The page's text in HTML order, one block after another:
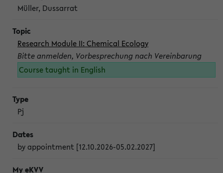
Müller, Dussarrat
Research Module II: Chemical Ecology
Bitte anmelden, Vorbesprechung nach Vereinbarung
Course taught in English
Pj
by appointment [12.10.2026-05.02.2027]